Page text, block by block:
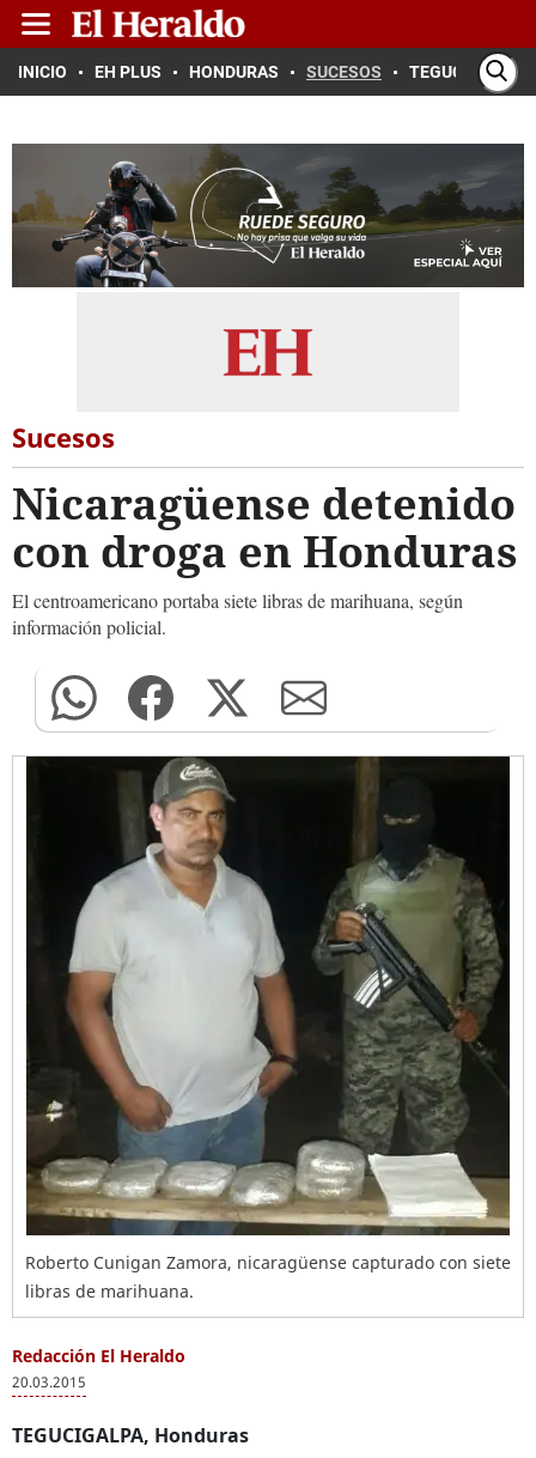
INICIO EH PLUS HONDURAS SUCESOS TEGUCIGALPA
Sucesos
Nicaragüense detenido
con droga en Honduras
El centroamericano portaba siete libras de marihuana, según
información policial.
Roberto Cunigan Zamora, nicaragüense capturado con siete
libras de marihuana.
Redacción El Heraldo
20.03.2015
TEGUCIGALPA, Honduras